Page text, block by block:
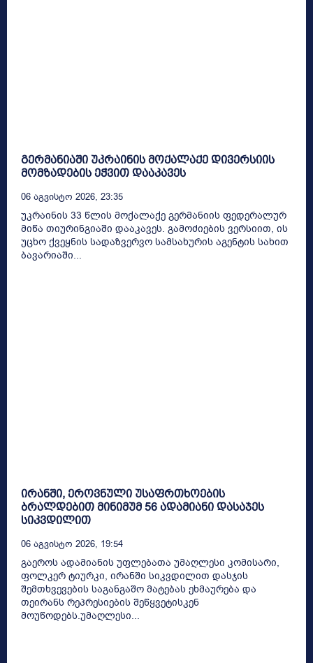
გერმანიაში უკრაინის მოქალაქე დივერსიის
მომზადების ეჭვით დააკავეს
06 Აგვისტო 2026, 23:35
უკრაინის 33 წლის მოქალაქე გერმანიის ფედერალურ
მიწა თიურინგიაში დააკავეს. გამოძიების ვერსიით, ის
უცხო ქვეყნის სადაზვერვო სამსახურის აგენტის სახით
ბავარიაში...
ირანში, ეროვნული უსაფრთხოების
ბრალდებით მინიმუმ 56 ადამიანი დასაჯეს
სიკვდილით
06 Აგვისტო 2026, 19:54
გაეროს ადამიანის უფლებათა უმაღლესი კომისარი,
ფოლკერ ტიურკი, ირანში სიკვდილით დასჯის
შემთხვევების საგანგაშო მატებას ეხმაურება და
თეირანს რეპრესიების შეწყვეტისკენ
მოუწოდებს.უმაღლესი...